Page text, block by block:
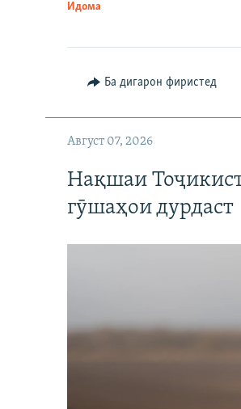
Идома
Ба дигарон фиристед
Август 07, 2026
Нақшаи
гӯшаҳои дурдаст